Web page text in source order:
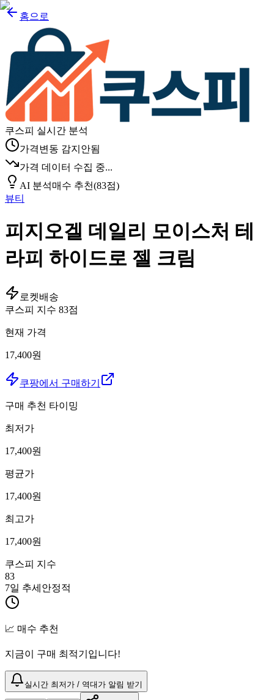
홈으로
쿠스피 실시간 분석
가격변동 감지안됨
가격 데이터 수집 중...
AI 분석매수 추천(83점)
뷰티
피지오겔 데일리 모이스처 테
라피 하이드로 젤 크림
로켓배송
쿠스피 지수 83점
현재 가격
17,400원
쿠팡에서 구매하기
구매 추천 타이밍
최저가
17,400원
평균가
17,400원
최고가
17,400원
쿠스피 지수
83
7일 추세 안정적
📈 매수 추천
지금이 구매 최적기입니다!
실시간 최저가 / 역대가 알림 받기